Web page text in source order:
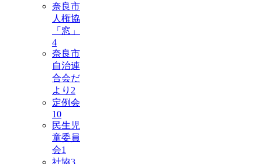
奈良市
人権協
「窓」
4
奈良市
自治連
合会だ
より 2
定例会
10
民生児
童委員
会1